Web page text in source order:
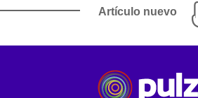
Artículo nuevo